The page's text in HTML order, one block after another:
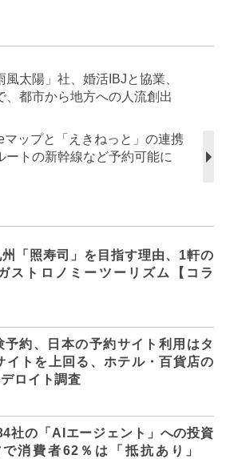
太陽」社、婚活IBJと協業、
、都市から地方への人流創出
ップと「えきねっと」の連携
ートの新幹線など予約可能に
「照寿司」を目指す理由、1軒の
ストロノミーツーリズム【コラ
約、日本の予約サイト利用はタ
イトを上回る、ホテル・百貨店の
ロイト調査
社の「AIエージェント」への投資
で消費者62％は「抵抗あり」